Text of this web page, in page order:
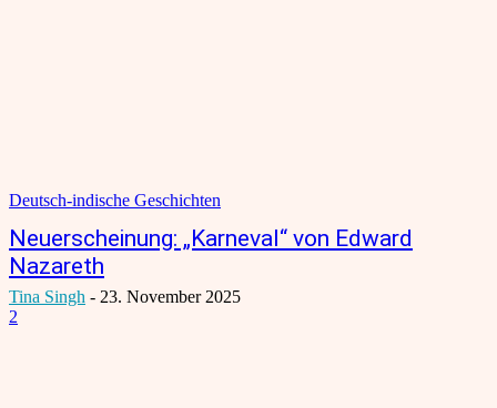
Deutsch-indische Geschichten
Neuerscheinung: „Karneval“ von Edward
Nazareth
Tina Singh - 23. November 2025
2